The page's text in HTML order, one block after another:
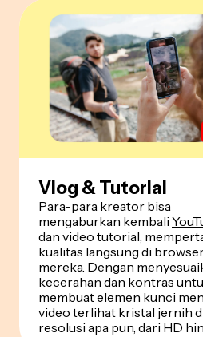
Vlog & Tutorial
Para-para kreator bisa
mengaburkan kembali
dan video tutorial,
kualitas langsung di
mereka. Dengan
kecerahan dan kontras
membuat elemen kunci
video terlihat kristal jernih
resolusi apa pun, dari HD